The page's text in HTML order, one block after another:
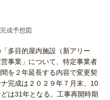
成予想図
多目的屋内施設（新アリー
事業」について、特定事業者
を２年延長する内容で変更契
完成は２０２９年７月末、10
は31年となる。工事再開時期